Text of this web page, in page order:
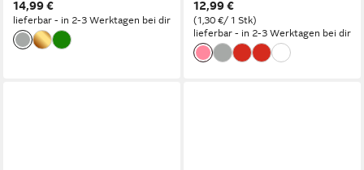
14,99 €
lieferbar - in 2-3 Werktagen bei dir
12,99 €
(1,30 €/ 1 Stk)
lieferbar - in 2-3 Werktagen bei dir